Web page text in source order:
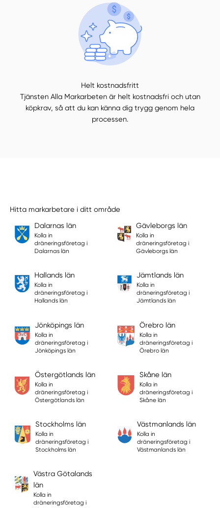
Helt kostnadsfritt
Tjänsten Alla Markarbeten är helt kostnadsfri och utan
köpkrav, så att du kan känna dig trygg genom hela
processen.
Hitta markarbetare i ditt område
Dalarnas län
Kolla in
dräneringsföretag i
Dalarnas län
Gävleborgs län
Kolla in
dräneringsföretag i
Gävleborgs län
Hallands län
Kolla in
dräneringsföretag i
Hallands län
Jämtlands län
Kolla in
dräneringsföretag i
Jämtlands län
Jönköpings län
Kolla in
dräneringsföretag i
Jönköpings län
Örebro län
Kolla in
dräneringsföretag i
Örebro län
Östergötlands län
Kolla in
dräneringsföretag i
Östergötlands län
Skåne län
Kolla in
dräneringsföretag i
Skåne län
Stockholms län
Kolla in
dräneringsföretag i
Stockholms län
Västmanlands län
Kolla in
dräneringsföretag i
Västmanlands län
Västra Götalands
län
Kolla in
dräneringsföretag i